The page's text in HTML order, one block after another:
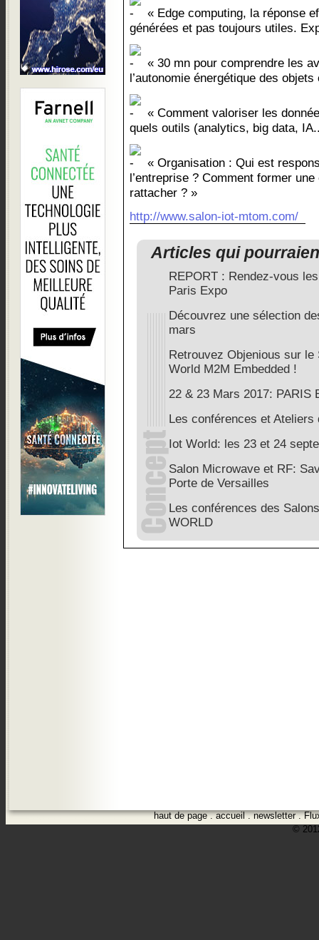
« Edge computing, la réponse
générées et pas toujours utiles.
« 30 mn pour comprendre les
l’autonomie énergétique des
« Comment valoriser les
quels outils (analytics, big data,
« Organisation : Qui est
l’entreprise ? Comment former
rattacher ? »
http://www.salon-iot-mtom.com/
Articles qui
REPORT : Rendez-vous
Paris Expo
Découvrez une sélection
mars
Retrouvez Objenious sur le
World M2M Embedded !
22 & 23 Mars 2017: PARIS
Les conférences et Ateliers
Iot World: les 23 et 24
Salon Microwave et RF:
Porte de Versailles
Les conférences des
WORLD
haut de page.accueil.newsletter.
©